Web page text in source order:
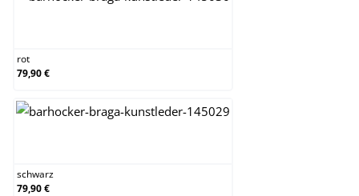
rot
79,90 €
schwarz
79,90 €